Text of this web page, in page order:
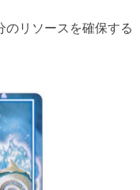
のリソースを確保する